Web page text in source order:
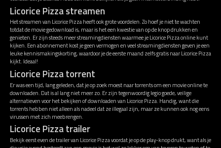
Licorice Pizza streamen
Het streamen van Licorice Pizza heeft ook grote voordelen. Zo hoef je niet te wachten
totdat de movie gedownload is, maar is het een kwestie van op de knop drukken en
genieten. Er zijn steeds meer streamingdiensten waarmee je Licorice Pizza online kunt
kijken. Een abonnement kost je geen vermogen en veel streamingdiensten geven je een
leuke kennismakingskorting, waardoor je de eerste maand zelfs gratis naar Licorice Pizza
kijkt. Ideaal!
Licorice Pizza torrent
Er was een tijd, lang geleden, dat je op zoek moest naar torrents om een movie online te
downloaden. Dat is al lang niet meer zo. Er zijn tegenwoordig legio goede, veilige
alternatieven voor het bekijken of downloaden van Licorice Pizza. Handig, want die
torrents hebben niet alleen als nadeel dat ze illegaal zijn, maar ze kunnen ook nog eens
virussen met zich meebrengen.
Licorice Pizza trailer
Bekijk eerst even de trailer van Licorice Pizza voordat je op de play-knop drukt, want als je